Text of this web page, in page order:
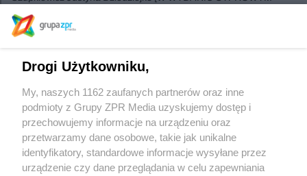
DŁUŻSZA WERSJA WYWIADU].
Szukasz innych wydań ?
Sprawdź archiwum
Drogi Użytkowniku,
My, naszych 1162 zaufanych partnerów oraz inne
podmioty z Grupy ZPR Media uzyskujemy dostęp i
przechowujemy informacje na urządzeniu oraz
przetwarzamy dane osobowe, takie jak unikalne
identyfikatory, standardowe informacje wysyłane przez
urządzenie czy dane przeglądania w celu zapewniania